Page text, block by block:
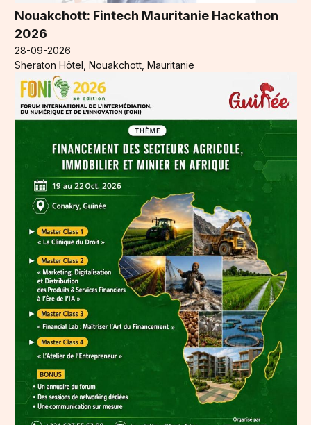
Nouakchott: Fintech Mauritanie Hackathon
2026
28-09-2026
Sheraton Hôtel, Nouakchott, Mauritanie